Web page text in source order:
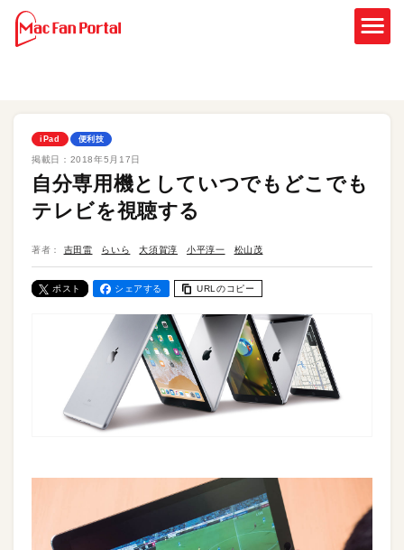
iPad 便利技
掲載日： 2018年5月17日
自分専用機としていつでもどこでも
テレビを視聴する
著者： 吉田雷 らいら 大須賀淳 小平淳一 松山茂
ポスト シェアする URLのコピー